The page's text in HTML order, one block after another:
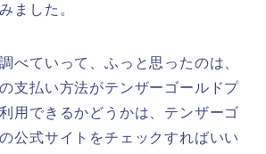
ました。
べていって、ふっと思ったのは、
支払い方法がテンザーゴールドプ
用できるかどうかは、テンザーゴ
公式サイトをチェックすればいい